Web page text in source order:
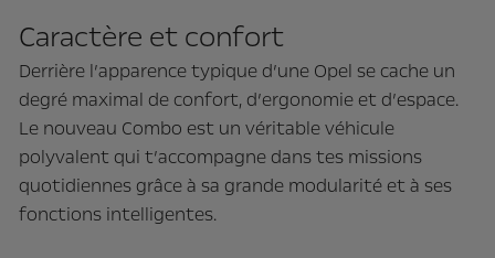
Caractère et confort
Derrière l’apparence typique d’une Opel se cache un
degré maximal de confort, d’ergonomie et d’espace.
Le nouveau Combo est un véritable véhicule
polyvalent qui t’accompagne dans tes missions
quotidiennes grâce à sa grande modularité et à ses
fonctions intelligentes.